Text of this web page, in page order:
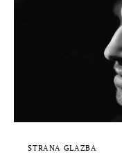
STRANA GLAZBA